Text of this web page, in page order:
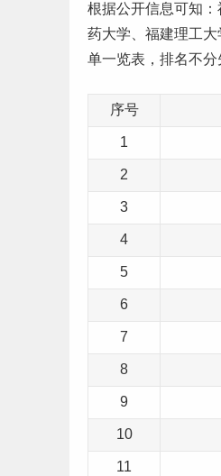
根据公开信息可知：
药大学、福建理工大
单一览表，排名不
序号
1
2
3
4
5
6
7
8
9
10
11